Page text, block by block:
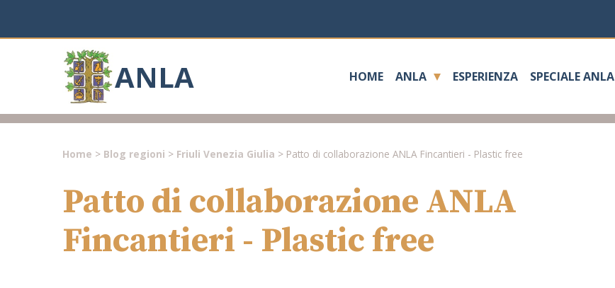
ANLA HOME ANLA ESPERIENZA SPECIALE ANLA
Home > Blog regioni > Friuli Venezia Giulia > Patto di collaborazione ANLA Fincantieri - Plastic free
Patto di collaborazione ANLA
Fincantieri - Plastic free